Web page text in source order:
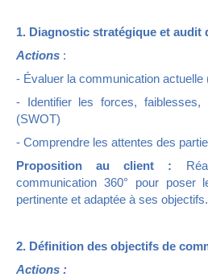
1. Diagnostic stratégique et audit
Actions :
- Évaluer la communication actuelle
- Identifier les forces, faiblesses,
(SWOT)
- Comprendre les attentes des
Proposition au client :
communication 360° pour poser
pertinente et adaptée à ses objectifs.
2. Définition des objectifs de
Actions :